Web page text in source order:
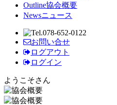
Outline協会概要
Newsニュース
お問い合せ
ログアウト
ログイン
ようこそさん